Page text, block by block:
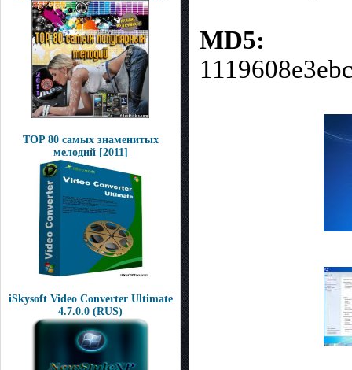
TOP 80 самых знаменитых
мелодий [2011]
iSkysoft Video Converter Ultimate
4.7.0.0 (RUS)
MD5: